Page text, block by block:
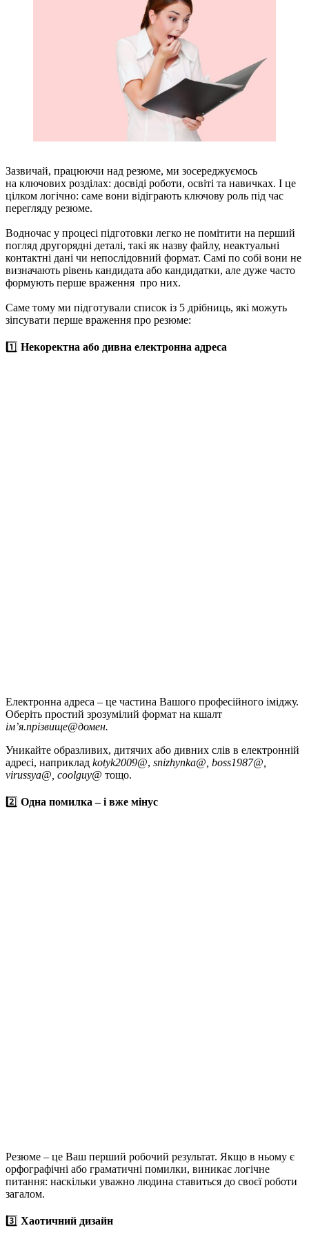
Зазвичай, працюючи над резюме, ми зосереджуємось
на ключових розділах: досвіді роботи, освіті та навичках. І це
цілком логічно: саме вони відіграють ключову роль під час
перегляду резюме.
Водночас у процесі підготовки легко не помітити на перший
погляд другорядні деталі, такі як назву файлу, неактуальні
контактні дані чи непослідовний формат. Самі по собі вони не
визначають рівень кандидата або кандидатки, але дуже часто
формують перше враження про них.
Саме тому ми підготували список із 5 дрібниць, які можуть
зіпсувати перше враження про резюме:
1️⃣ Некоректна або дивна електронна адреса
Електронна адреса – це частина Вашого професійного іміджу.
Оберіть простий зрозумілий формат на кшалт
імʼя.прізвище@домен.
Уникайте образливих, дитячих або дивних слів в електронній
адресі, наприклад kotyk2009@, snizhynka@, boss1987@,
virussya@, coolguy@ тощо.
2️⃣ Одна помилка – і вже мінус
Резюме – це Ваш перший робочий результат. Якщо в ньому є
орфографічні або граматичні помилки, виникає логічне
питання: наскільки уважно людина ставиться до своєї роботи
загалом.
3️⃣ Хаотичний дизайн